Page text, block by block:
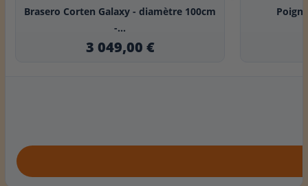
Brasero Corten Galaxy - diamètre 100cm
-...
3 049,00 €